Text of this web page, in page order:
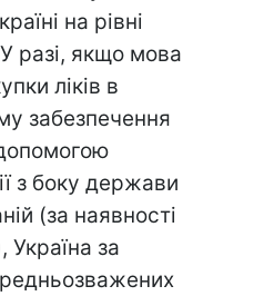
на рівні
разі, якщо мова
ліків в
забезпечення
з боку держави
(за наявності
Україна за